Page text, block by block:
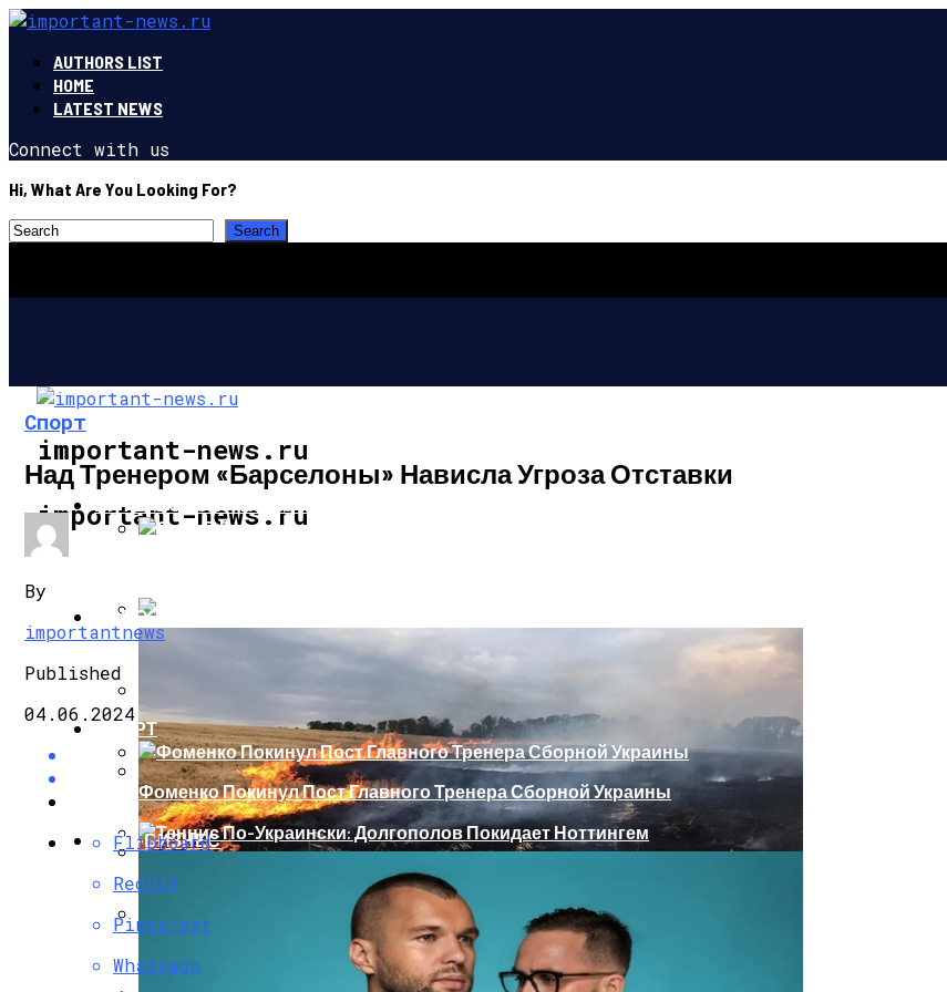
AUTHORS LIST
HOME
LATEST NEWS
Connect with us
Hi, What Are You Looking For?
important-news.ru
important-news.ru
ИНТЕРЕСНОЕ И ПОЗНАВАТЕЛЬНОЕ
В Сети Высмеяли Свадебный Подарок Путина Главе МИД Австрии
«Князь, Где Вы Шлялись»: В Сети Высмеяли Российский Лайнер, «заблудившийся» В Крыму
Репетицию Парада В Киеве Высмеяли Веселыми Фотожабами
В Швеции Белый Медведь Застрял В Окне Отеля, Знатно Позавтракав
НОВОСТИ
СПОРТ
Фоменко Покинул Пост Главного Тренера Сборной Украины
Теннис По-Украински: Долгополов Покидает Ноттингем
Роналду Остается В «Реале» До 2020 Года
ШОУ-БИЗНЕС
Спорт
Над Тренером «Барселоны» Нависла Угроза Отставки
By
importantnews
Published
04.06.2024
Flipboard
Reddit
Pinterest
Whatsapp